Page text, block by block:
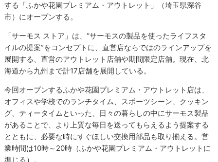
する「ふかや花園プレミアム・アウトレット」（埼玉県深谷
市）にオープンする。
「サーモス ストア」は、“サーモスの製品を使ったライフスタ
イルの提案”をコンセプトに、直営店ならではのラインアップを
展開する、直営のアウトレット店舗や期間限定店舗。現在、北
海道から九州まで計17店舗を展開している。
今回オープンするふかや花園プレミアム・アウトレット店は、
オフィスや学校でのランチタイム、スポーツシーン、クッキン
グ、ティータイムといった、日々の暮らしの中にサーモス製品
があることで、より上質な毎日を送ってもらえるよう提案する
とともに、必要な時にすぐほしい交換用部品も取り揃える。営
業時間は10時～20時（ふかや花園プレミアム・アウトレットに
準じる）。